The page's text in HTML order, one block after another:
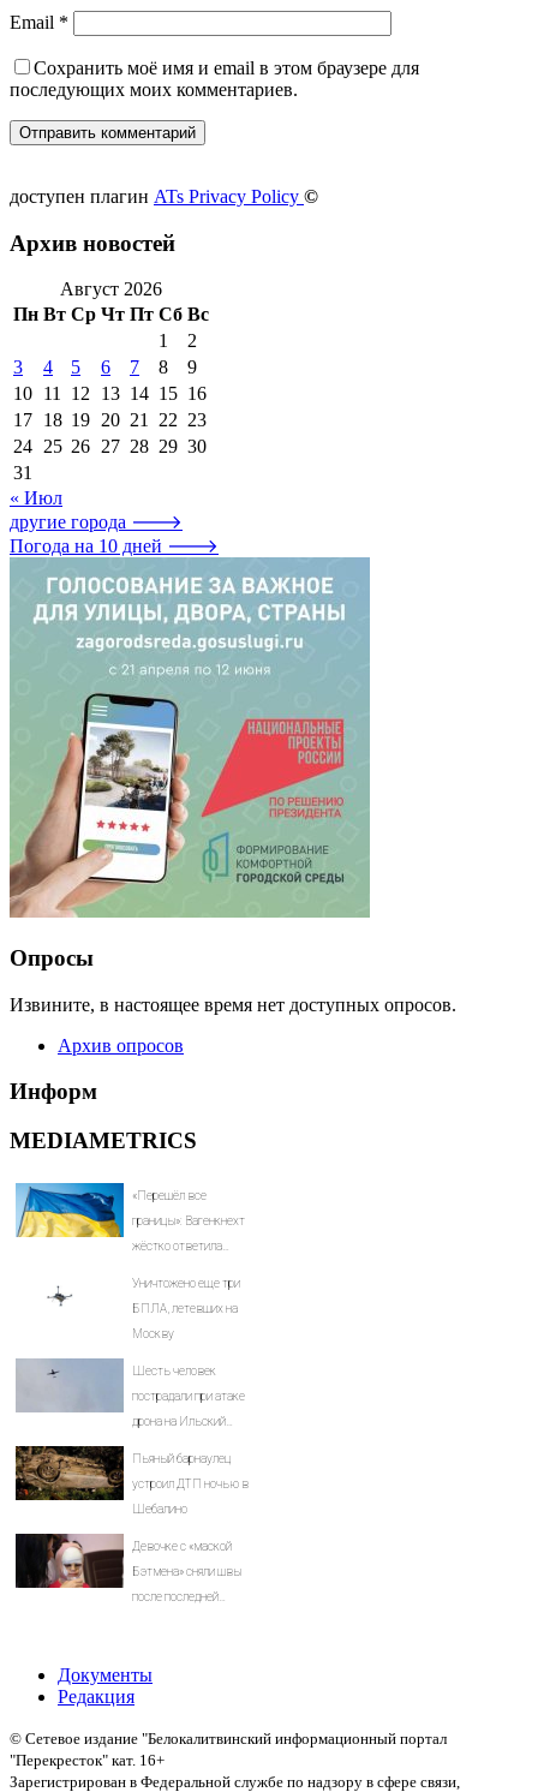
Email *
Сохранить моё имя и email в этом браузере для
последующих моих комментариев.
доступен плагин ATs Privacy Policy ©
Архив новостей
Август 2026
Пн Вт Ср Чт Пт Сб Вс
1
2
3
4 5 6 7 8
9
10 11 12 13 14 15 16
17 18 19 20 21 22 23
24 25 26 27 28 29 30
31
« Июл
другие города 🡒
Погода на 10 дней 🡒
Опросы
Извините, в настоящее время нет доступных опросов.
Архив опросов
Информ
MEDIAMETRICS
«Перешёл все
границы»: Вагенкнехт
жёстко ответила
Уничтожено еще три
БПЛА, летевших на
Москву
Шесть человек
пострадали при атаке
дрона на Ильский
Пьяный барнаулец
устроил ДТП ночью в
Шебалино
Девочке с «маской
Бэтмена» сняли швы
после последней
Документы
Редакция
© Сетевое издание "Белокалитвинский информационный портал
"Перекресток" кат. 16+
Зарегистрирован в Федеральной службе по надзору в сфере связи,